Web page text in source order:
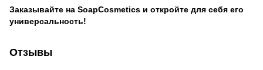
Заказывайте на SoapCosmetics и откройте для себя его
универсальность!
Отзывы